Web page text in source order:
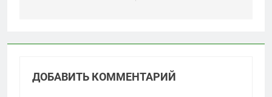
ДОБАВИТЬ КОММЕНТАРИЙ